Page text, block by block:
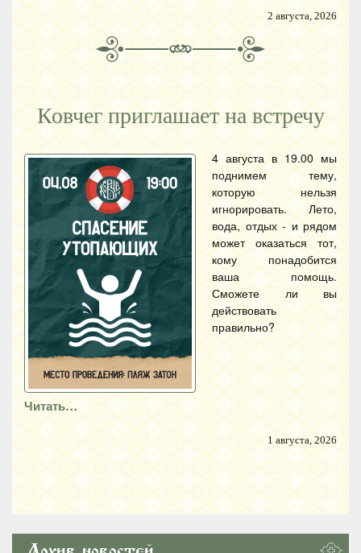
2 августа, 2026
Ковчег приглашает на встречу
4 августа в 19.00 мы
поднимем тему,
которую нельзя
игнорировать. Лето,
вода, отдых - и рядом
может оказаться тот,
кому понадобится
ваша помощь.
Сможете ли вы
действовать
правильно?
Читать…
1 августа, 2026